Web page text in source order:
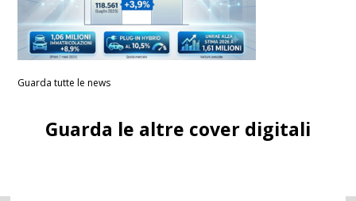
Guarda tutte le news
Guarda le altre cover digitali